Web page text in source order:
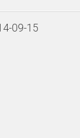
09-15